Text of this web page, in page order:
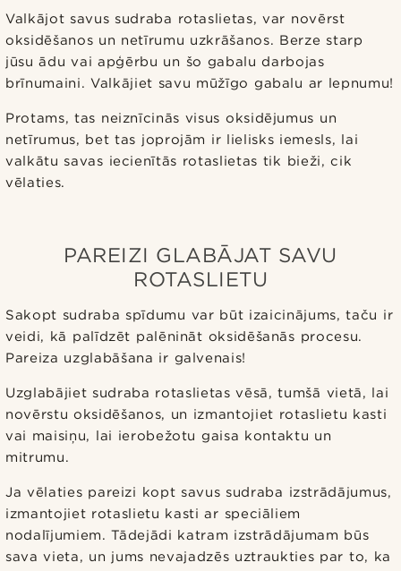
Valkājot savus sudraba rotaslietas, var novērst
oksidēšanos un netīrumu uzkrāšanos. Berze starp
jūsu ādu vai apģērbu un šo gabalu darbojas
brīnumaini. Valkājiet savu mūžīgo gabalu ar lepnumu!
Protams, tas neiznīcinās visus oksidējumus un
netīrumus, bet tas joprojām ir lielisks iemesls, lai
valkātu savas iecienītās rotaslietas tik bieži, cik
vēlaties.
PAREIZI GLABĀJAT SAVU
ROTASLIETU
Sakopt sudraba spīdumu var būt izaicinājums, taču ir
veidi, kā palīdzēt palēnināt oksidēšanās procesu.
Pareiza uzglabāšana ir galvenais!
Uzglabājiet sudraba rotaslietas vēsā, tumšā vietā, lai
novērstu oksidēšanos, un izmantojiet rotaslietu kasti
vai maisiņu, lai ierobežotu gaisa kontaktu un
mitrumu.
Ja vēlaties pareizi kopt savus sudraba izstrādājumus,
izmantojiet rotaslietu kasti ar speciāliem
nodalījumiem. Tādejādi katram izstrādājumam būs
sava vieta, un jums nevajadzēs uztraukties par to, ka